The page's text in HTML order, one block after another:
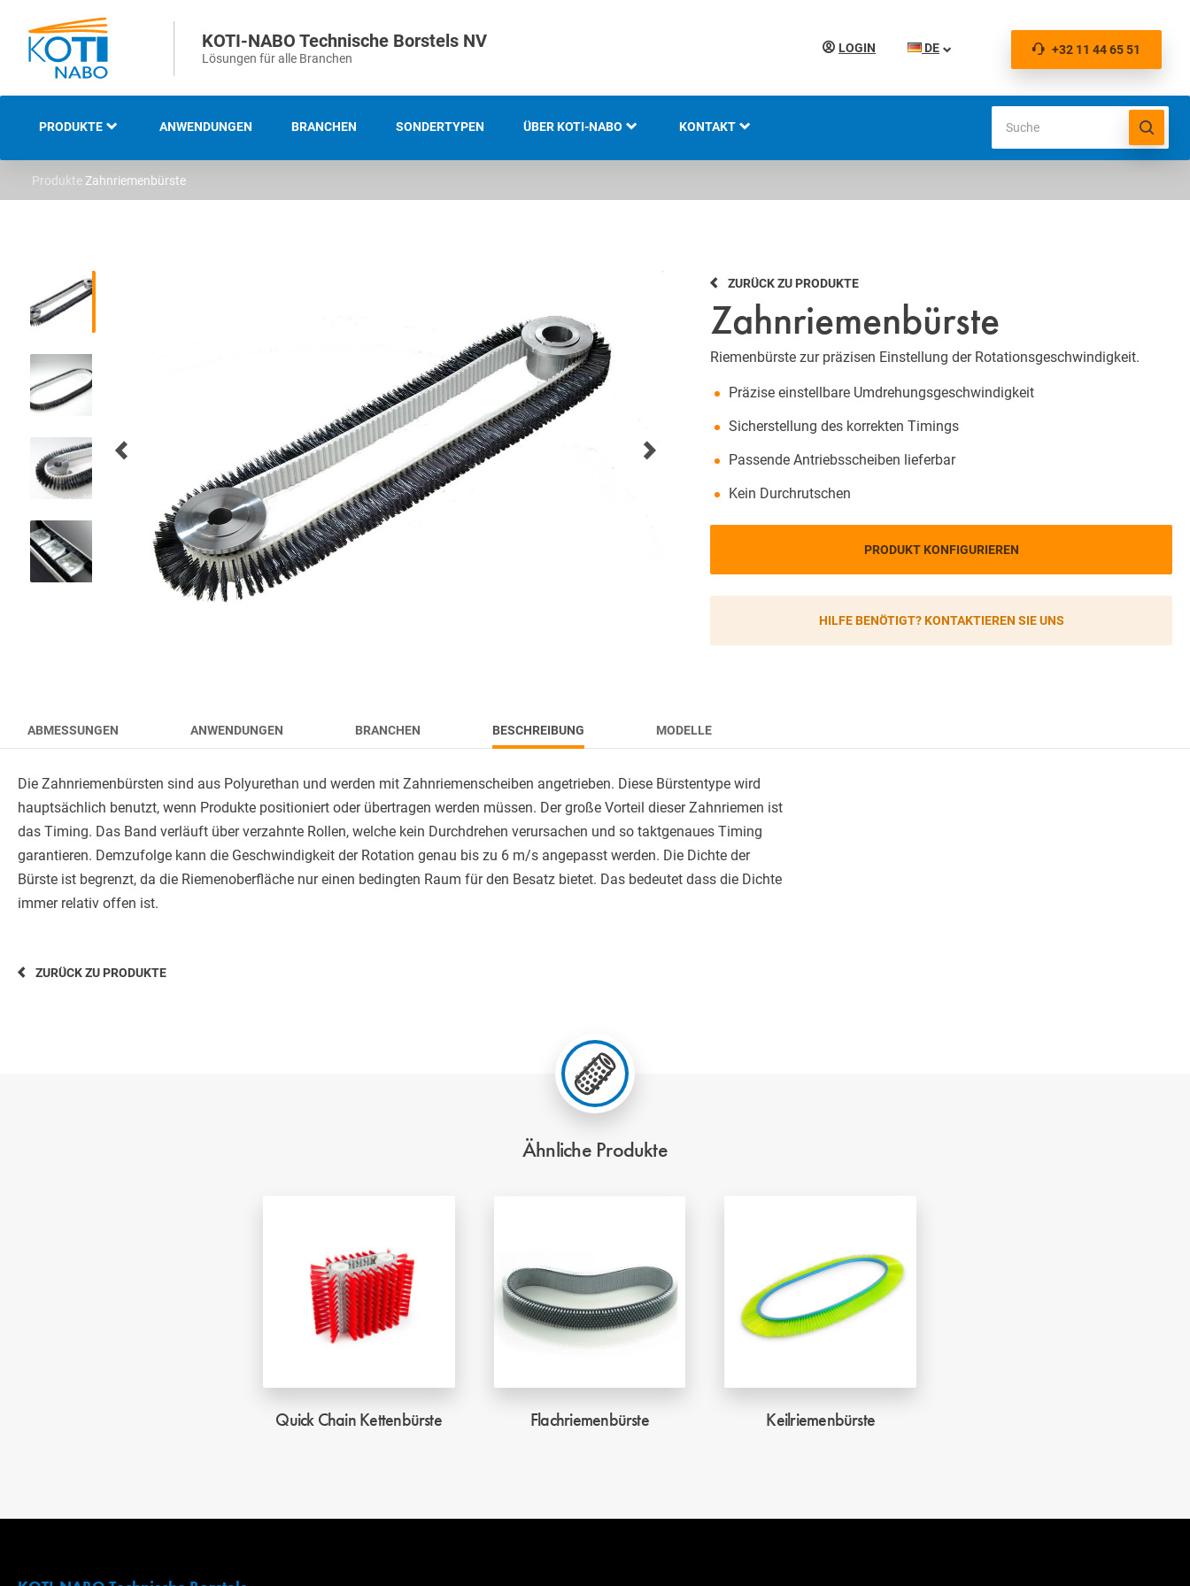
KOTI-NABO Technische Borstels NV
Lösungen für alle Branchen
LOGIN DE +32 11 44 65 51
PRODUKTE
STREIFEN- UND
ABDICHTBÜRSTEN
STRASSENREINIGUNGS- U
ND KEHRBÜRSTEN
WERKZEUGBÜRSTEN
PRODUKTE
ANWENDUNGEN BRANCHEN SONDERTYPEN ÜBER KOTI-NABO
INNOVATION UND
NACHHALTIGKEIT
MESSENÜBERSICHT
AKTUELLES
KONTAKT
Produkte Zahnriemenbürste
ZURÜCK ZU PRODUKTE
Zahnriemenbürste
Riemenbürste zur präzisen Einstellung der Rotationsgeschwindigkeit.
Präzise einstellbare Umdrehungsgeschwindigkeit
Sicherstellung des korrekten Timings
Passende Antriebsscheiben lieferbar
Kein Durchrutschen
PRODUKT KONFIGURIEREN
HILFE BENÖTIGT? KONTAKTIEREN SIE UNS
BESCHREIBUNG
ABMESSUNGEN MODELLE
ANWENDUNGEN BRANCHEN
Die Zahnriemenbürsten sind aus Polyurethan und werden mit Zahnriemenscheiben angetrieben. Diese Bürstentype wird
hauptsächlich benutzt, wenn Produkte positioniert oder übertragen werden müssen. Der große Vorteil dieser Zahnriemen ist
das Timing. Das Band verläuft über verzahnte Rollen, welche kein Durchdrehen verursachen und so taktgenaues Timing
garantieren. Demzufolge kann die Geschwindigkeit der Rotation genau bis zu 6 m/s angepasst werden. Die Dichte der
Bürste ist begrenzt, da die Riemenoberfläche nur einen bedingten Raum für den Besatz bietet. Das bedeutet dass die Dichte
immer relativ offen ist.
ZURÜCK ZU PRODUKTE
Ähnliche Produkte
Quick Chain Kettenbürste Flachriemenbürste Keilriemenbürste